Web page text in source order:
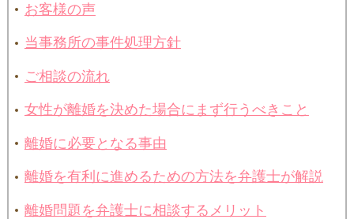
お客様の声
当事務所の事件処理方針
ご相談の流れ
女性が離婚を決めた場合にまず行うべきこと
離婚に必要となる事由
離婚を有利に進めるための方法を弁護士が解説
離婚問題を弁護士に相談するメリット